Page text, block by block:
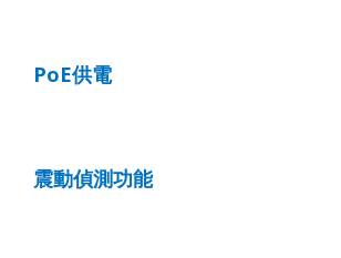
PoE供電
震動偵測功能